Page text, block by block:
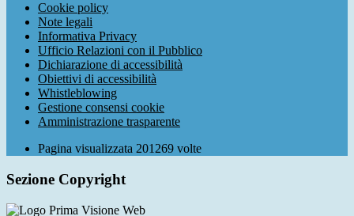
Cookie policy
Note legali
Informativa Privacy
Ufficio Relazioni con il Pubblico
Dichiarazione di accessibilità
Obiettivi di accessibilità
Whistleblowing
Gestione consensi cookie
Amministrazione trasparente
Pagina visualizzata 201269 volte
Sezione Copyright